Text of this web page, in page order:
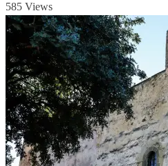
585 Views